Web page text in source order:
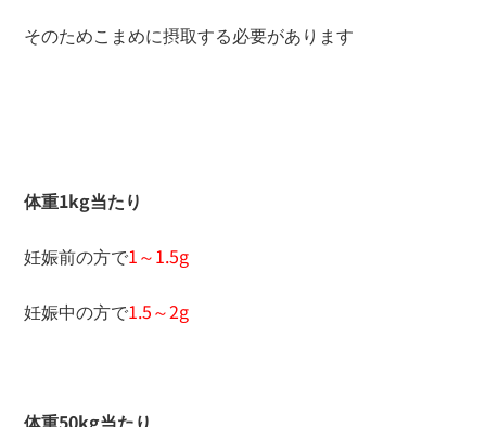
そのためこまめに摂取する必要があります
体重1kg当たり
妊娠前の方で1～1.5g
妊娠中の方で1.5～2g
体重50kg当たり